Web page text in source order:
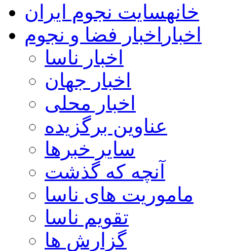
خانهسایت نجوم ایران
اخبار اخبار فضا و نجوم
اخبار ناسا
اخبار جهان
اخبار محلی
عناوین برگزیده
سایر خبرها
آنچه که گذشت
ماموریت های ناسا
تقویم ناسا
گزارش ها